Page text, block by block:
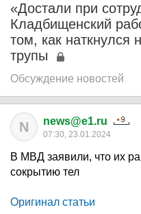
«Достали при
Кладбищенский
том, как наткнулся
трупы
Обсуждение новостей
N news@e1.ru
07:30, 23.01.2024
В МВД заявили, что их
сокрытию тел
Оригинал статьи